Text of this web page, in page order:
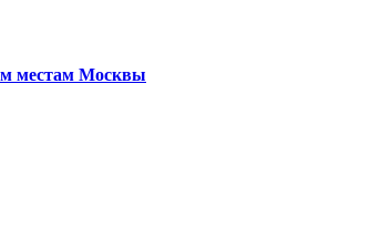
местам Москвы